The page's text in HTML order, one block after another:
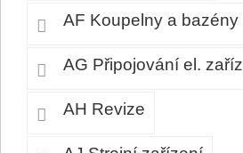
AF Koupelny a bazény
AG Připojování el.
AH Revize